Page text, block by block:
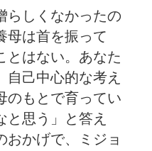
らしくなかったの
母は首を振って
とはない。あなた
自己中心的な考え
のもとで育ってい
と思う」と答え
おかげで、ミジョ